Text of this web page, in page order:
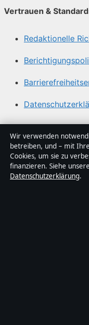
Vertrauen &
Redaktionelle
Über Stadtlogik in
Stadtlogik ist ein
Nachrichtenanbieter
Technik und
Wir verwenden
betreiben, und – mit
Cookies, um sie zu
finanzieren. Siehe unsere
Datenschutzerklärung.